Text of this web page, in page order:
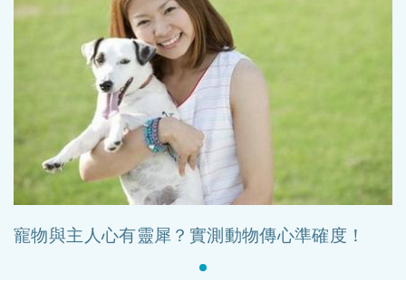
寵物與主人心有靈犀？實測動物傳心準確度！